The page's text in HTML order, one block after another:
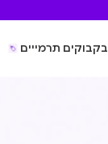
בקבוקים תרמייים